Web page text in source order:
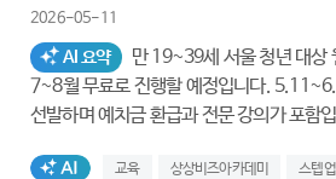
2026-05-11
AI 요약
만 19~39세 서울 청년 대상
7~8월 무료로 진행할 예정입니다. 5.11~6.14 접수, 면접 후 20명
선발하며 예치금 환급과 전문 강의가 포함
AI생성태그 교육 상상비즈아카데미 스텝업